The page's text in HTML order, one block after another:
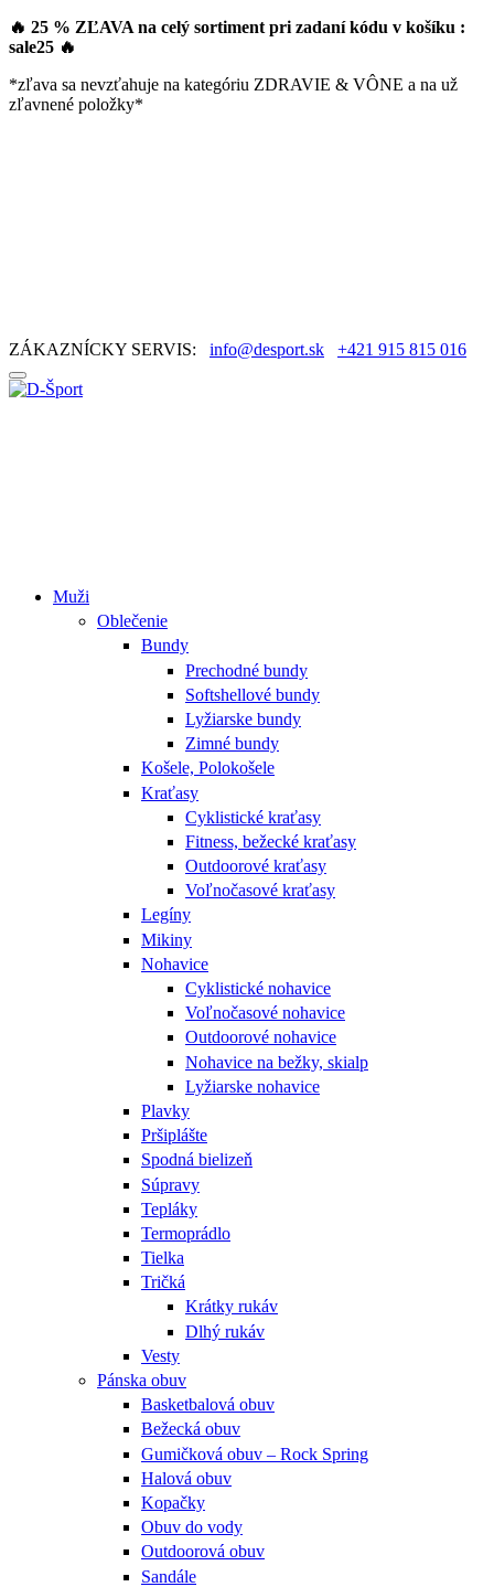
🔥 25 % ZĽAVA na celý sortiment pri zadaní kódu v košíku :
sale25 🔥
*zľava sa nevzťahuje na kategóriu ZDRAVIE & VÔNE a na už
zľavnené položky*
ZÁKAZNÍCKY SERVIS: info@desport.sk +421 915 815 016
Muži
Oblečenie
Bundy
Prechodné bundy
Softshellové bundy
Lyžiarske bundy
Zimné bundy
Košele, Polokošele
Kraťasy
Cyklistické kraťasy
Fitness, bežecké kraťasy
Outdoorové kraťasy
Voľnočasové kraťasy
Legíny
Mikiny
Nohavice
Cyklistické nohavice
Voľnočasové nohavice
Outdoorové nohavice
Nohavice na bežky, skialp
Lyžiarske nohavice
Plavky
Pršiplášte
Spodná bielizeň
Súpravy
Tepláky
Termoprádlo
Tielka
Tričká
Krátky rukáv
Dlhý rukáv
Vesty
Pánska obuv
Basketbalová obuv
Bežecká obuv
Gumičková obuv – Rock Spring
Halová obuv
Kopačky
Obuv do vody
Outdoorová obuv
Sandále